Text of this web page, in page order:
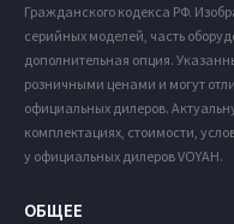
Гражданского кодекса РФ.
серийных моделей, часть
дополнительная опция.
розничными ценами и могут
официальных дилеров.
комплектациях, стоимости,
у официальных дилеров VOYAH.
ОБЩЕЕ